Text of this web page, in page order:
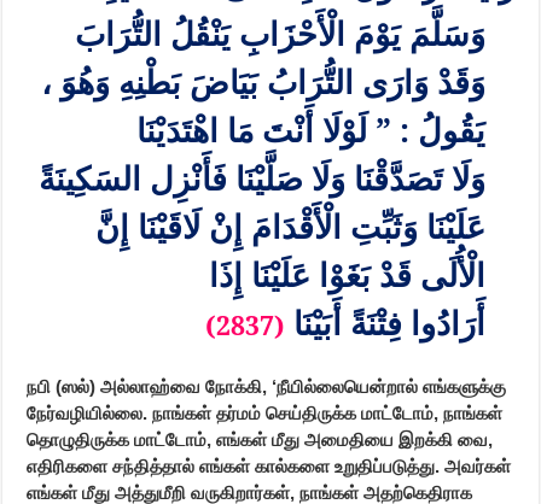
وَسَلَّمَ يَوْمَ الْأَحْزَابِ يَنْقُلُ التُّرَابَ
وَقَدْ وَارَى التُّرَابُ بَيَاضَ بَطْنِهِ وَهُوَ ،
يَقُولُ : ” لَوْلَا أَنْتَ مَا اهْتَدَيْنَا
وَلَا تَصَدَّقْنَا وَلَا صَلَّيْنَا فَأَنْزِل السَكِينَةً
عَلَيْنَا وَثَبِّتِ الْأَقْدَامَ إِنْ لَاقَيْنَا إِنَّ
الْأُلَى قَدْ بَغَوْا عَلَيْنَا إِذَا
أَرَادُوا فِتْنَةً أَبَيْنَا (2837)
நபி (ஸல்) அல்லாஹ்வை நோக்கி, ‘நீயில்லையென்றால் எங்களுக்கு
நேர்வழியில்லை. நாங்கள் தர்மம் செய்திருக்க மாட்டோம்,நாங்கள்
தொழுதிருக்க மாட்டோம், எங்கள் மீது அமைதியை இறக்கி வை,
எதிரிகளை சந்தித்தால் எங்கள் கால்களை உறுதிப்படுத்து. அவர்கள்
எங்கள் மீது அத்துமீறி வருகிறார்கள், நாங்கள் அதற்கெதிராக